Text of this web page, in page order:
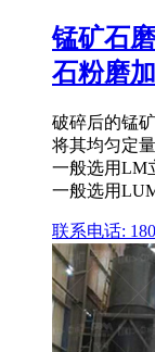
锰矿石
石粉磨
破碎后的锰
将其均匀定
一般选用LM
一般选用
联系电话: